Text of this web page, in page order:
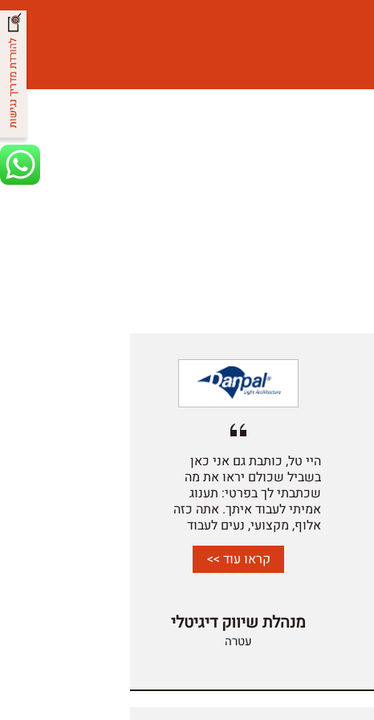
היי טל, כותבת גם אני כאן
בשביל שכולם יראו את מה
שכתבתי לך בפרטי: תענוג
אמיתי לעבוד איתך. אתה כזה
אלוף, מקצועי, נעים לעבוד
אני כל כך שמחה שאנחנו
עובדים יחד
.תודה ענקית!
יום טוב,עטרה
קראו עוד >>
מנהלת שיווק דיגיטלי
עטרה